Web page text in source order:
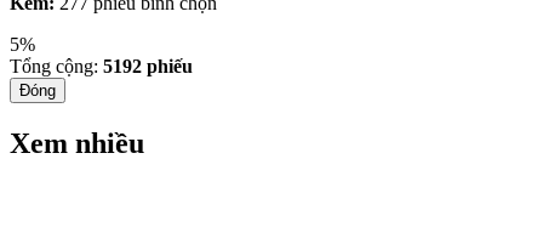
5%
Tổng cộng: 5192 phiếu
Đóng
Xem nhiều